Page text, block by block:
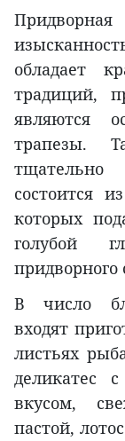
обладает
традиций,
являются
трапезы.
состоится
которых
голубой
придворного
В число
входят
листьях
деликатес
вкусом,
пастой,